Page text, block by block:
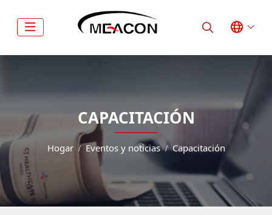
CAPACITACIÓN
Hogar Eventos y noticias Capacitación